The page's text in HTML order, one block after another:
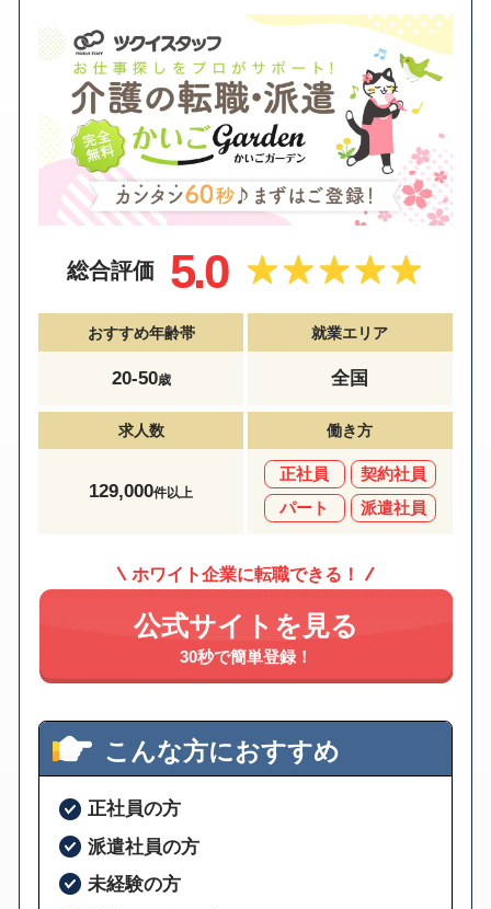
総合評価 5.0
おすすめ年齢帯
20-50歳
就業エリア
全国
求人数
129,000件以上
働き方
正社員
契約社員
パート
派遣社員
ホワイト企業に転職できる！
公式サイトを見る
30秒で簡単登録！
こんな方におすすめ
正社員の方
派遣社員の方
未経験の方